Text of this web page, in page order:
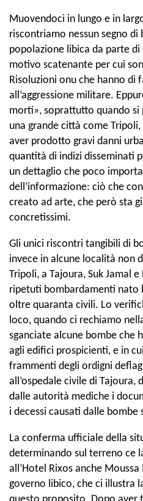
Muovendoci in lungo e in
riscontriamo nessun segno
popolazione libica da parte di
motivo scatenante per cui
Risoluzioni onu che hanno di
all’aggressione militare.
morti», soprattutto quando
una grande città come
aver prodotto gravi danni
quantità di indizi disseminati
un dettaglio che poco
dell’informazione: ciò che
creato ad arte, che però sta
concretissimi.
Gli unici riscontri tangibili di
invece in alcune località non
Tripoli, a Tajoura, Suk Jamal
ripetuti bombardamenti
oltre quaranta civili. Lo
loco, quando ci rechiamo
sganciate alcune bombe che
agli edifici prospicienti, e in
frammenti degli ordigni
all’ospedale civile di Tajoura,
dalle autorità mediche i
i decessi causati dalle bombe
La conferma ufficiale della
determinando sul terreno ce
all’Hotel Rixos anche
governo libico, che ci illustra